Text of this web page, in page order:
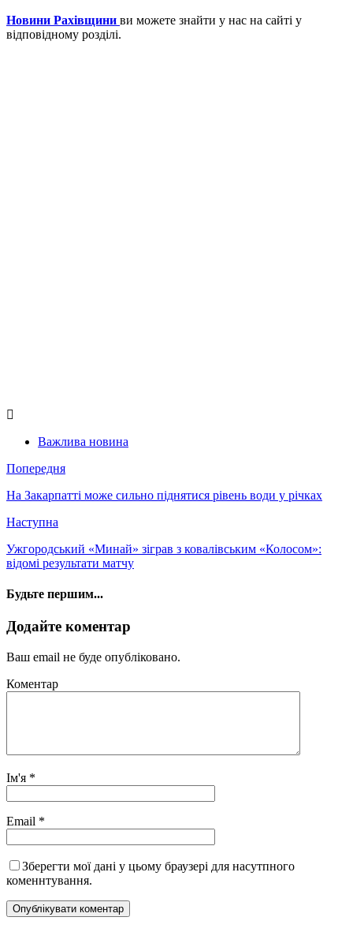
Новини Рахівщини ви можете знайти у нас на сайті у
відповідному розділі.
Важлива новина
Попередня
На Закарпатті може сильно піднятися рівень води у річках
Наступна
Ужгородський «Минай» зіграв з ковалівським «Колосом»:
відомі результати матчу
Будьте першим...
Додайте коментар
Ваш email не буде опубліковано.
Коментар
Ім'я *
Email *
Зберегти мої дані у цьому браузері для насутпного
коменнтування.